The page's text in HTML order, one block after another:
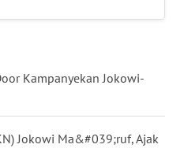
Kampanyekan Jokowi-
Jokowi Ma&#039;ruf, Ajak